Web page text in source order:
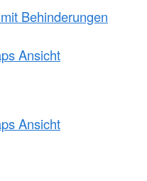
Behinderungen
Ansicht
Ansicht